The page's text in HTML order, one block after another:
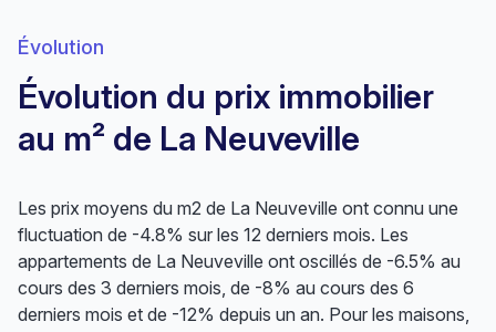
Évolution
Évolution du prix immobilier
au m² de La Neuveville
Les prix moyens du m2 de La Neuveville ont connu une
fluctuation de -4.8% sur les 12 derniers mois. Les
appartements de La Neuveville ont oscillés de -6.5% au
cours des 3 derniers mois, de -8% au cours des 6
derniers mois et de -12% depuis un an. Pour les maisons,